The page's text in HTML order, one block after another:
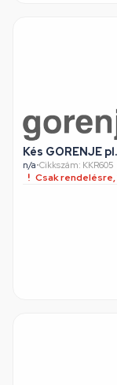
Kés GORENJE
n/a•Cikkszám: KKR605
Csak rendelésre,